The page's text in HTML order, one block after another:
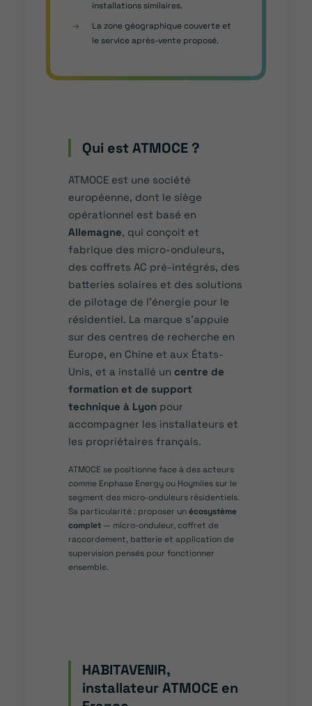
installations similaires.
→
La zone géographique couverte et
le service après-vente proposé.
Qui est ATMOCE ?
ATMOCE est une société
européenne, dont le siège
opérationnel est basé en
Allemagne, qui conçoit et
fabrique des micro-onduleurs,
des coffrets AC pré-intégrés, des
batteries solaires et des solutions
de pilotage de l’énergie pour le
résidentiel. La marque s’appuie
sur des centres de recherche en
Europe, en Chine et aux États-
Unis, et a installé un centre de
formation et de support
technique à Lyon pour
accompagner les installateurs et
les propriétaires français.
ATMOCE se positionne face à des acteurs
comme Enphase Energy ou Hoymiles sur le
segment des micro-onduleurs résidentiels.
Sa particularité : proposer unécosystème
complet — micro-onduleur, coffret de
raccordement, batterie et application de
supervision pensés pour fonctionner
ensemble.
HABITAVENIR,
installateur ATMOCE en